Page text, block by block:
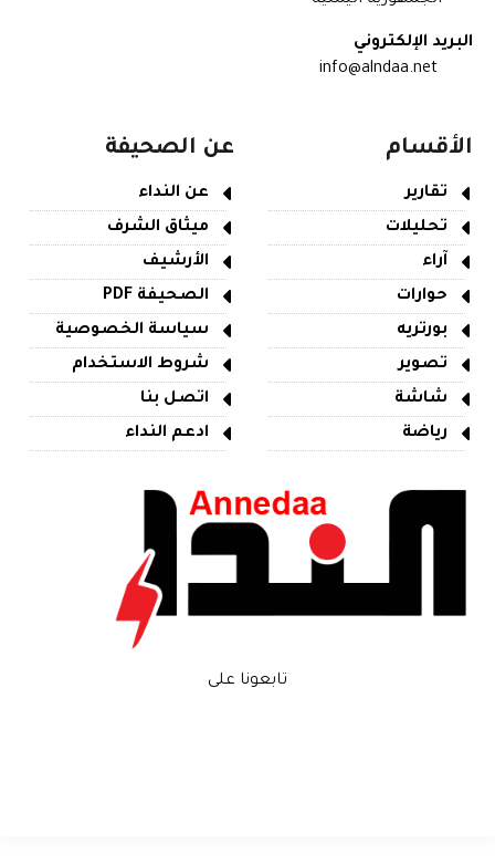
البريد الإلكتروني
info@alndaa.net
الأقسام
تقارير
تحليلات
آراء
حوارات
بورتريه
تصوير
شاشة
رياضة
عن الصحيفة
عن النداء
ميثاق الشرف
الأرشيف
الصحيفة PDF
سياسة الخصوصية
شروط الاستخدام
اتصل بنا
ادعم النداء
تابعونا على